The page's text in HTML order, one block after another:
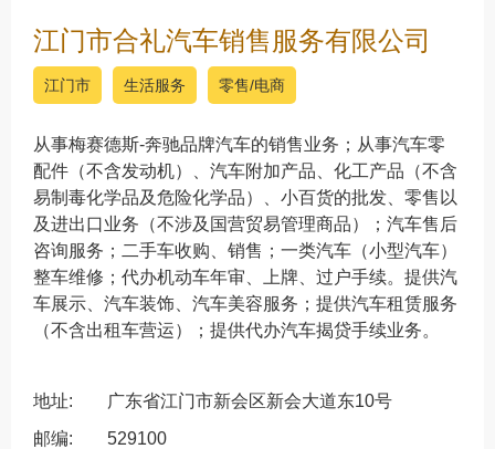
江门市合礼汽车销售服务有限公司
江门市 生活服务 零售/电商
从事梅赛德斯-奔驰品牌汽车的销售业务；从事汽车零
配件（不含发动机）、汽车附加产品、化工产品（不含
易制毒化学品及危险化学品）、小百货的批发、零售以
及进出口业务（不涉及国营贸易管理商品）；汽车售后
咨询服务；二手车收购、销售；一类汽车（小型汽车）
整车维修；代办机动车年审、上牌、过户手续。提供汽
车展示、汽车装饰、汽车美容服务；提供汽车租赁服务
（不含出租车营运）；提供代办汽车揭贷手续业务。
地址:
广东省江门市新会区新会大道东10号
邮编:
529100